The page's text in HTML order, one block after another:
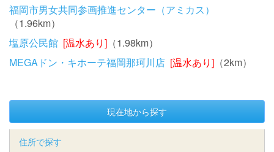
福岡市男女共同参画推進センター（アミカス）
（1.96km）
塩原公民館 [温水あり] （1.98km）
MEGAドン・キホーテ福岡那珂川店 [温水あり] （2km）
現在地から探す
住所で探す